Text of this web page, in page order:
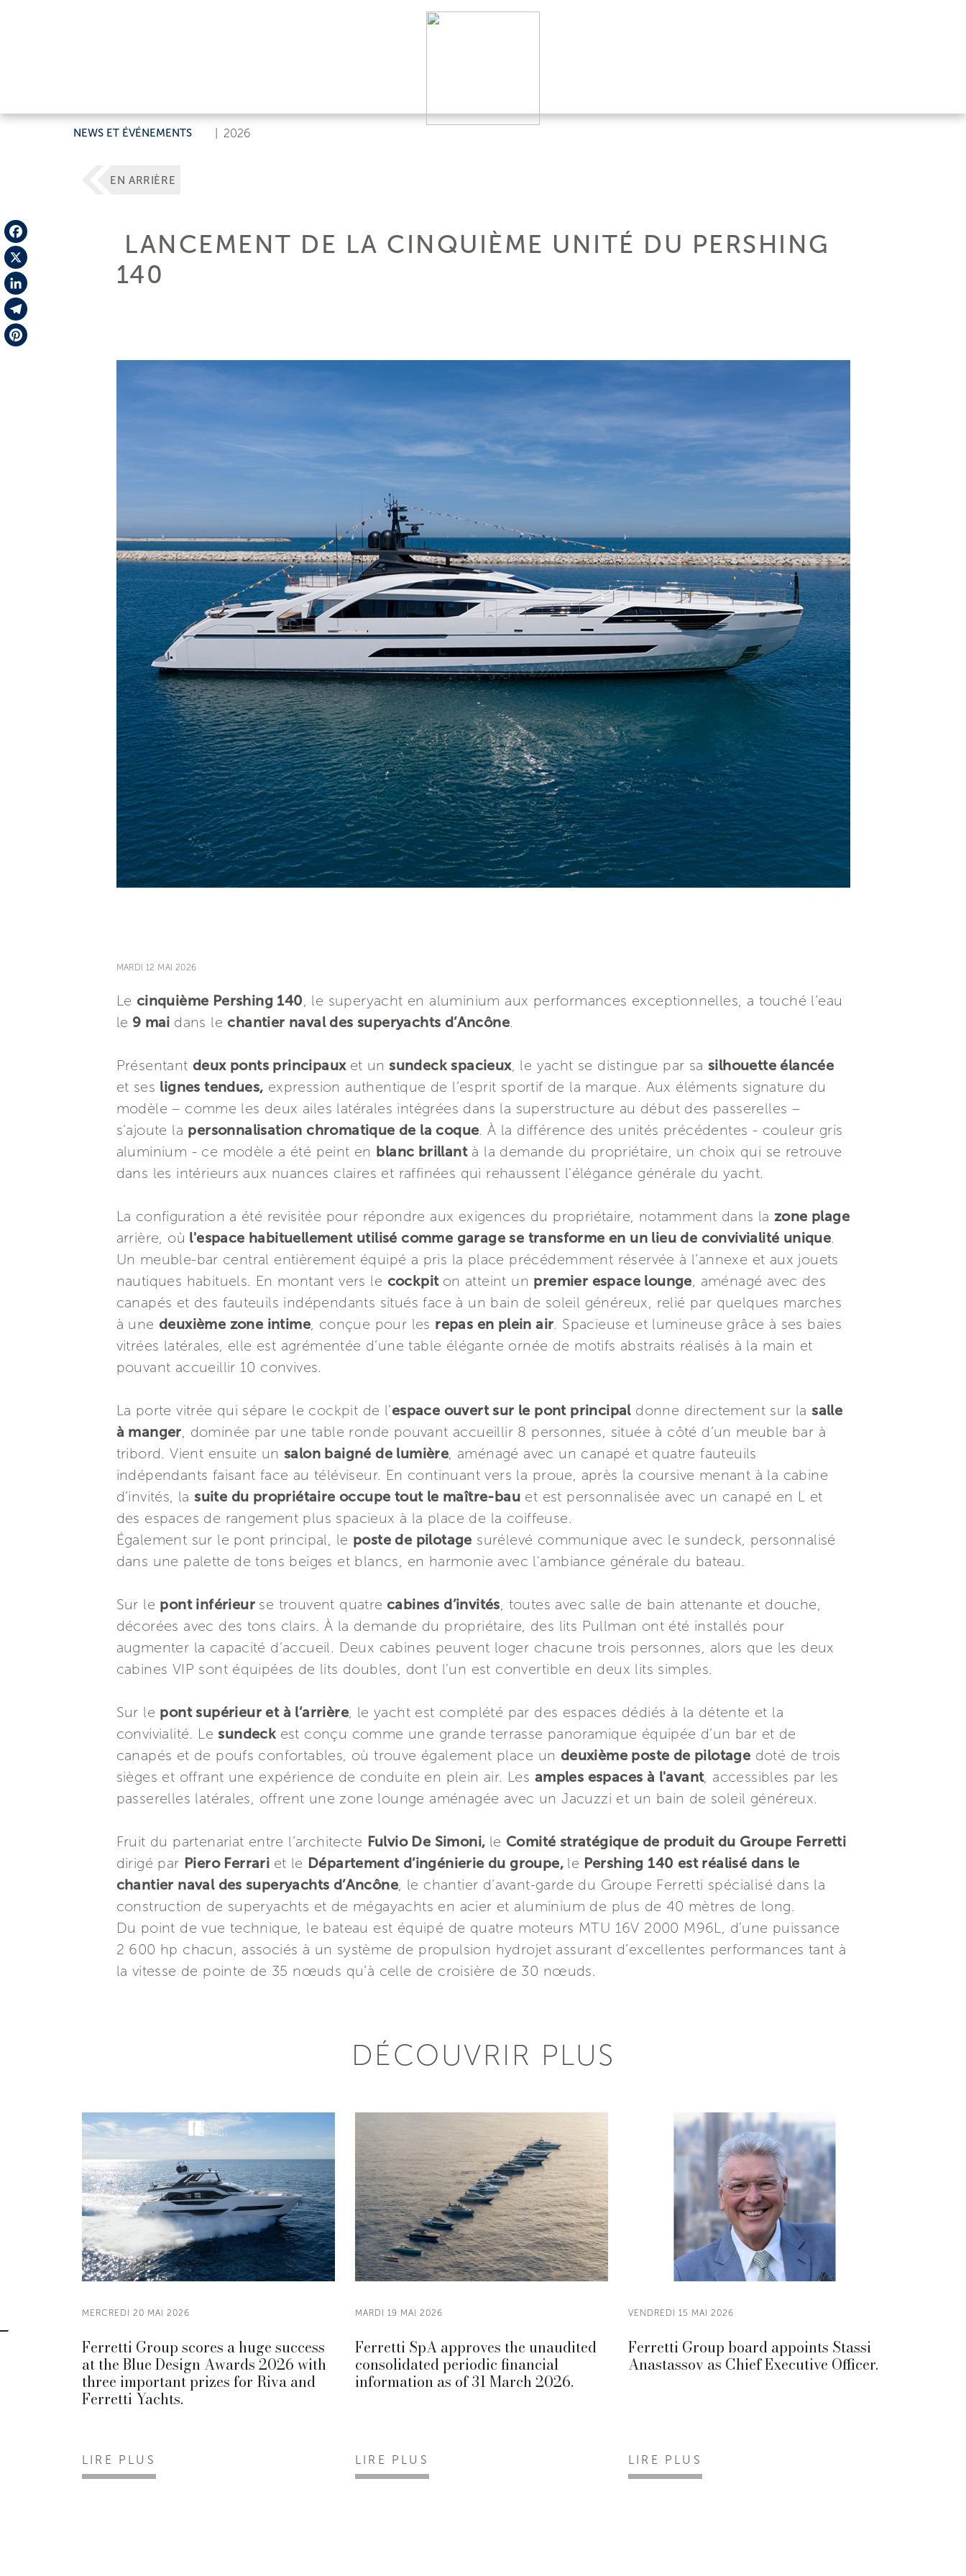
NEWS ET ÉVÉNEMENTS 2026
Facebook
X
LinkedIn
Telegram
EN ARRIÈRE
LANCEMENT DE LA CINQUIÈME UNITÉ DU PERSHING
140
MARDI 12 MAI 2026
Le cinquième Pershing 140, le superyacht en aluminium aux performances exceptionnelles, a touché l’eau
le 9 mai dans lechantier naval des superyachts d’Ancône.
Présentant deux ponts principaux et un sundeck spacieux, le yacht se distingue par sa silhouette élancée
et ses lignes tendues, expression authentique de l’esprit sportif de la marque. Aux éléments signature du
modèle – comme les deux ailes latérales intégrées dans la superstructure au début des passerelles –
s’ajoute la personnalisation chromatique de la coque. À la différence des unités précédentes - couleur gris
aluminium - ce modèle a été peint en blanc brillantà la demande du propriétaire, un choix qui se retrouve
dans les intérieurs aux nuances claires et raffinées qui rehaussent l'élégance générale du yacht.
La configuration a été revisitée pour répondre aux exigences du propriétaire, notamment dans la zone plage
arrière, où l'espace habituellement utilisé comme garage se transforme en un lieu de convivialité unique.
Un meuble-bar central entièrement équipé a pris la place précédemment réservée à l’annexe et aux jouets
nautiques habituels. En montant vers le cockpit on atteint un premier espace lounge, aménagé avec des
canapés et des fauteuils indépendants situés face à un bain de soleil généreux, relié par quelques marches
à une deuxième zone intime, conçue pour les repas en plein air. Spacieuse et lumineuse grâce à ses baies
vitrées latérales, elle est agrémentée d’une table élégante ornée de motifs abstraits réalisés à la main et
pouvant accueillir 10 convives.
La porte vitrée qui sépare le cockpit de l’espace ouvert sur le pont principaldonne directement sur lasalle
à manger, dominée par une table ronde pouvant accueillir 8 personnes, située à côté d’un meuble bar à
tribord. Vient ensuite un salon baigné de lumière, aménagé avec un canapé et quatre fauteuils
indépendants faisant face au téléviseur. En continuant vers la proue, après la coursive menant à la cabine
d’invités, lasuite du propriétaire occupe tout le maître-bauet est personnalisée avec un canapé en L et
des espaces de rangement plus spacieux à la place de la coiffeuse.
Également sur le pont principal, le poste de pilotage surélevé communique avec le sundeck, personnalisé
dans une palette de tons beiges et blancs, en harmonie avec l'ambiance générale du bateau.
Sur le pont inférieur se trouvent quatre cabines d’invités, toutes avec salle de bain attenante et douche,
décorées avec des tons clairs. À la demande du propriétaire, des lits Pullman ont été installés pour
augmenter la capacité d’accueil. Deux cabines peuvent loger chacune trois personnes, alors que les deux
cabines VIP sont équipées de lits doubles, dont l'un est convertible en deux lits simples.
Sur le pont supérieur et à l’arrière, le yacht est complété par des espaces dédiés à la détente et la
convivialité. Lesundeck est conçu comme une grande terrasse panoramique équipée d’un bar et de
canapés et de poufs confortables, où trouve également place un deuxième poste de pilotage doté de trois
sièges et offrant une expérience de conduite en plein air. Les amples espaces à l'avant, accessibles par les
passerelles latérales, offrent une zone lounge aménagée avec un Jacuzzi et un bain de soleil généreux.
Fruit du partenariat entre l’architecte Fulvio De Simoni, le Comité stratégique de produit du Groupe Ferretti
dirigé par Piero Ferrari et le Département d’ingénierie du groupe, le Pershing 140 est réalisé dans le
chantier naval des superyachts d’Ancône, le chantier d’avant-garde du Groupe Ferretti spécialisé dans la
construction de superyachts et de mégayachts en acier et aluminium de plus de 40 mètres de long.
Du point de vue technique, le bateau est équipé de quatre moteurs MTU 16V 2000 M96L, d’une puissance
2 600 hp chacun, associés à un système de propulsion hydrojet assurant d’excellentes performances tant à
la vitesse de pointe de 35 nœuds qu’à celle de croisière de 30 nœuds.
DÉCOUVRIR PLUS
MERCREDI 20 MAI 2026
Ferretti Group scores a huge success
at the Blue Design Awards 2026 with
three important prizes for Riva and
Ferretti Yachts.
LIRE PLUS
MARDI 19 MAI 2026
Ferretti SpA approves the unaudited
consolidated periodic financial
information as of 31 March 2026.
LIRE PLUS
VENDREDI 15 MAI 2026
Ferretti Group board appoints Stassi
Anastassov as Chief Executive Officer.
LIRE PLUS